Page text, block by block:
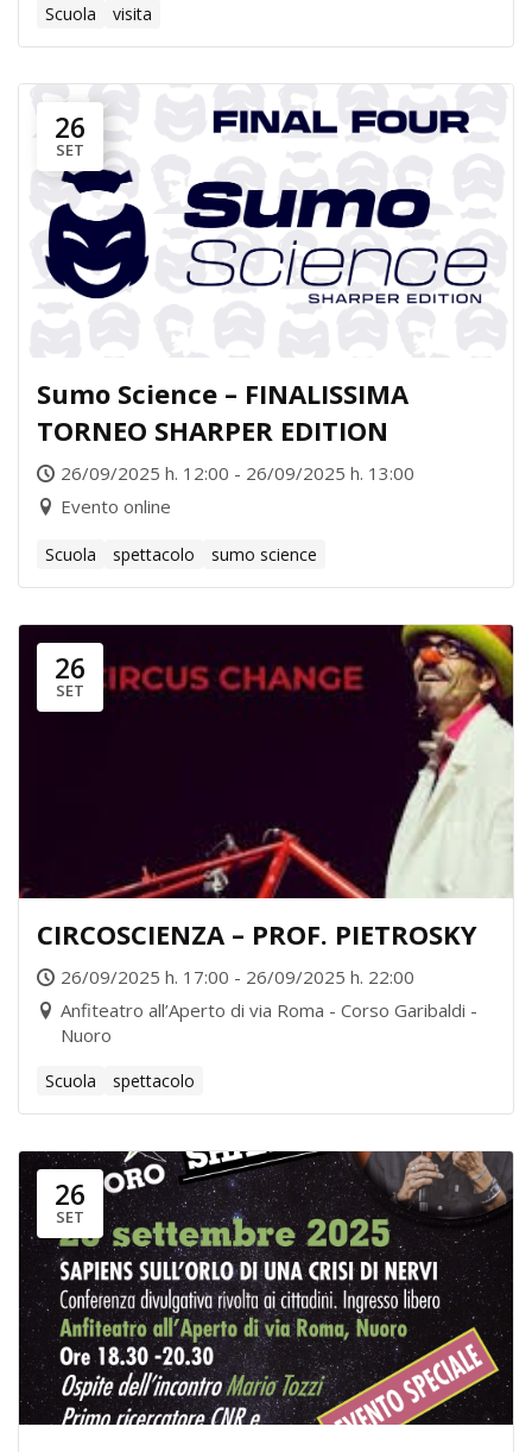
Scuola
visita
26
SET
Sumo Science – FINALISSIMA
TORNEO SHARPER EDITION
26/09/2025 h. 12:00 - 26/09/2025 h. 13:00
Evento online
Scuola spettacolo sumo science
26
SET
CIRCOSCIENZA – PROF. PIETROSKY
26/09/2025 h. 17:00 - 26/09/2025 h. 22:00
Anfiteatro all’Aperto di via Roma - Corso Garibaldi -
Nuoro
Scuola spettacolo
26
SET